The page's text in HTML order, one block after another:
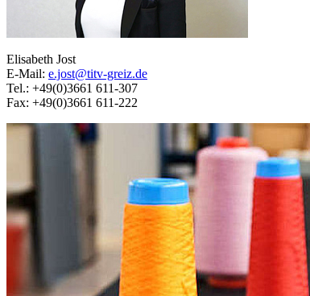
Elisabeth Jost
E-Mail: e.jost@titv-greiz.de
Tel.: +49(0)3661 611-307
Fax: +49(0)3661 611-222